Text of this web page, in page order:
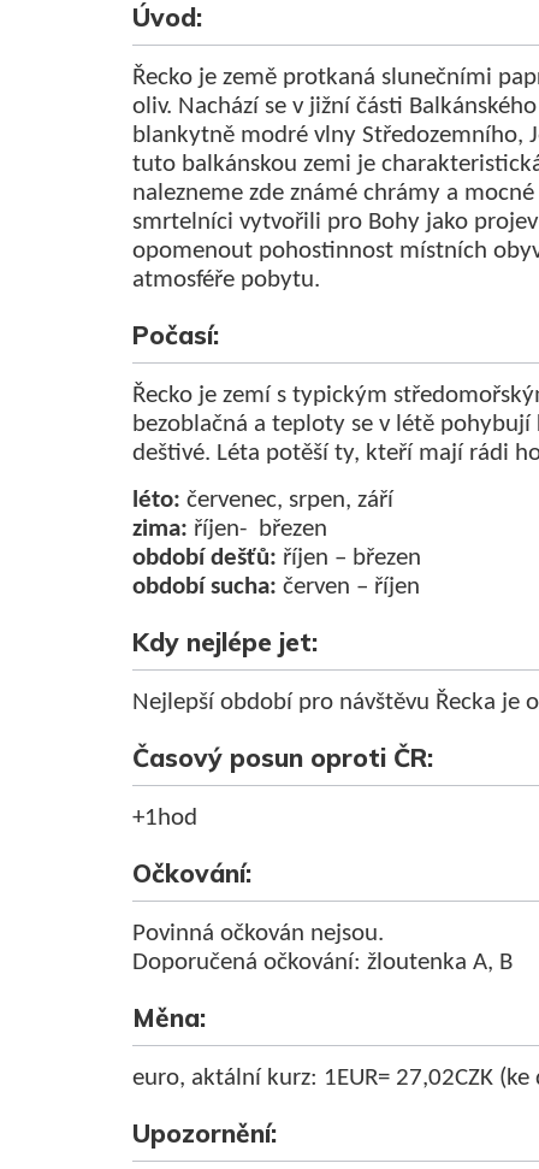
Úvod:
Řecko je země protkaná slunečními
oliv. Nachází se v jižní části
blankytně modré vlny Středozemního,
tuto balkánskou zemi je
nalezneme zde známé chrámy a
smrtelníci vytvořili pro Bohy jako
opomenout pohostinnost místních
atmosféře pobytu.
Počasí:
Řecko je zemí s typickým
bezoblačná a teploty se v létě
deštivé. Léta potěší ty, kteří mají rádi
léto: červenec, srpen, září
zima: říjen- březen
období dešťů: říjen – březen
období sucha: červen – říjen
Kdy nejlépe jet:
Nejlepší období pro návštěvu Řecka je
Časový posun oproti ČR:
+1hod
Očkování:
Povinná očkován nejsou.
Doporučená očkování: žloutenka A, B
Měna:
euro, aktální kurz: 1EUR= 27,02CZK
Upozornění: